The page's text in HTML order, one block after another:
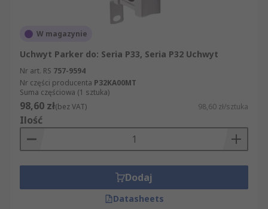
W magazynie
Uchwyt Parker do: Seria P33, Seria P32 Uchwyt
Nr art. RS 757-9594
Nr części producenta P32KA00MT
Suma częściowa (1 sztuka)
98,60 zł(bez VAT) 98,60 zł/sztuka
Ilość
Dodaj
Datasheets